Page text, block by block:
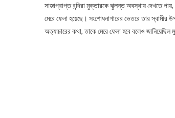
সাজাপ্রাপ্ত বন্দিরা মুক্তারকে ঝুলন্ত অবস্থায় দেখতে
মেরে ফেলা হয়েছে। সংশোধনাগারের ভেতরে তার
অত্যাচারের কথা, তাকে মেরে ফেলা হবে বলেও